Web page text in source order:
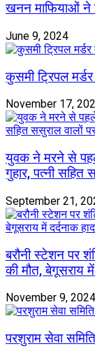
खनन माफियाओं ने
June 9, 2024
कुसमी ट्रिपल
November 17,
युवक ने मरने से
गुहार, पत्नी सहित
September 21,
बरौनी स्टेशन पर
की मौत, बेगूसराय में
November 9, 2024
परशुराम सेवा